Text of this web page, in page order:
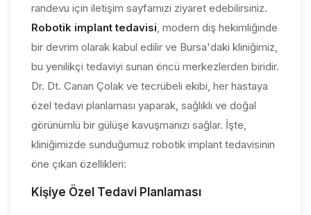
randevu için iletişim sayfamızı ziyaret edebilirsiniz.
Robotik implant tedavisi , modern diş hekimliğinde
bir devrim olarak kabul edilir ve Bursa'daki kliniğimiz,
bu yenilikçi tedaviyi sunan öncü merkezlerden biridir.
Dr. Dt. Canan Çolak ve tecrübeli ekibi, her hastaya
özel tedavi planlaması yaparak, sağlıklı ve doğal
görünümlü bir gülüşe kavuşmanızı sağlar. İşte,
kliniğimizde sunduğumuz robotik implant tedavisinin
öne çıkan özellikleri:
Kişiye Özel Tedavi Planlaması